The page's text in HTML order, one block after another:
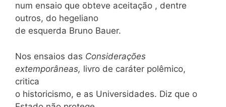
num ensaio que obteve aceitação , dentre
outros, do hegeliano
de esquerda Bruno Bauer.
Nos ensaios das Considerações
extemporâneas, livro de caráter polêmico,
critica
o historicismo, e as Universidades. Diz que o